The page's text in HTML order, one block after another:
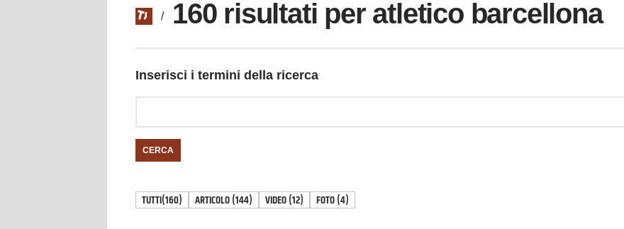
/ 160 risultati per atletico barcellona
Inserisci i termini della ricerca
CERCA
TUTTI(160) ARTICOLO(144) VIDEO(12) FOTO(4)